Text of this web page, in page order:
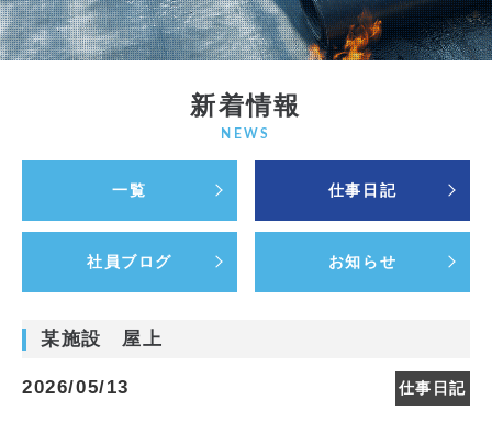
新着情報
NEWS
一覧 仕事日記
社員ブログ お知らせ
某施設 屋上
2026/05/13 仕事日記